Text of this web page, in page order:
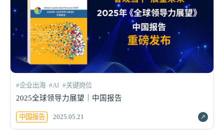
#企业出海 #AI #关键岗位
2025全球领导力展望｜中国报告
中国报告 2025.05.21